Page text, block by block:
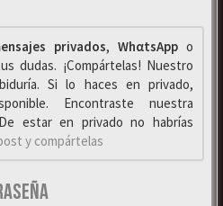
privados, WhαtsAppo
dudas. ¡Compártelas! Nuestro
Si lo haces en privado,
Encontraste nuestra
estar en privado no habrías
y compártelas